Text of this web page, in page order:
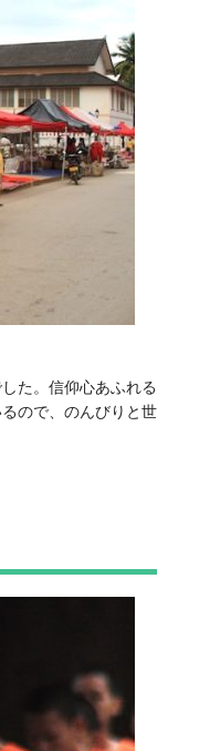
た。信仰心あふれる
ので、のんびりと世